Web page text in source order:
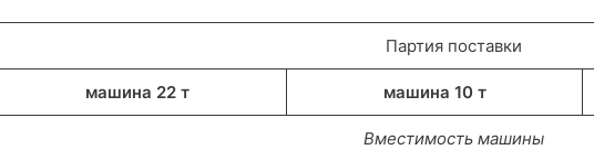
Партия поставки
машина 22 т машина 10 т
Вместимость машины